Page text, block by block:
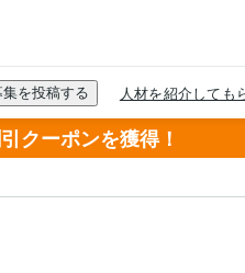
クーポンを獲得！